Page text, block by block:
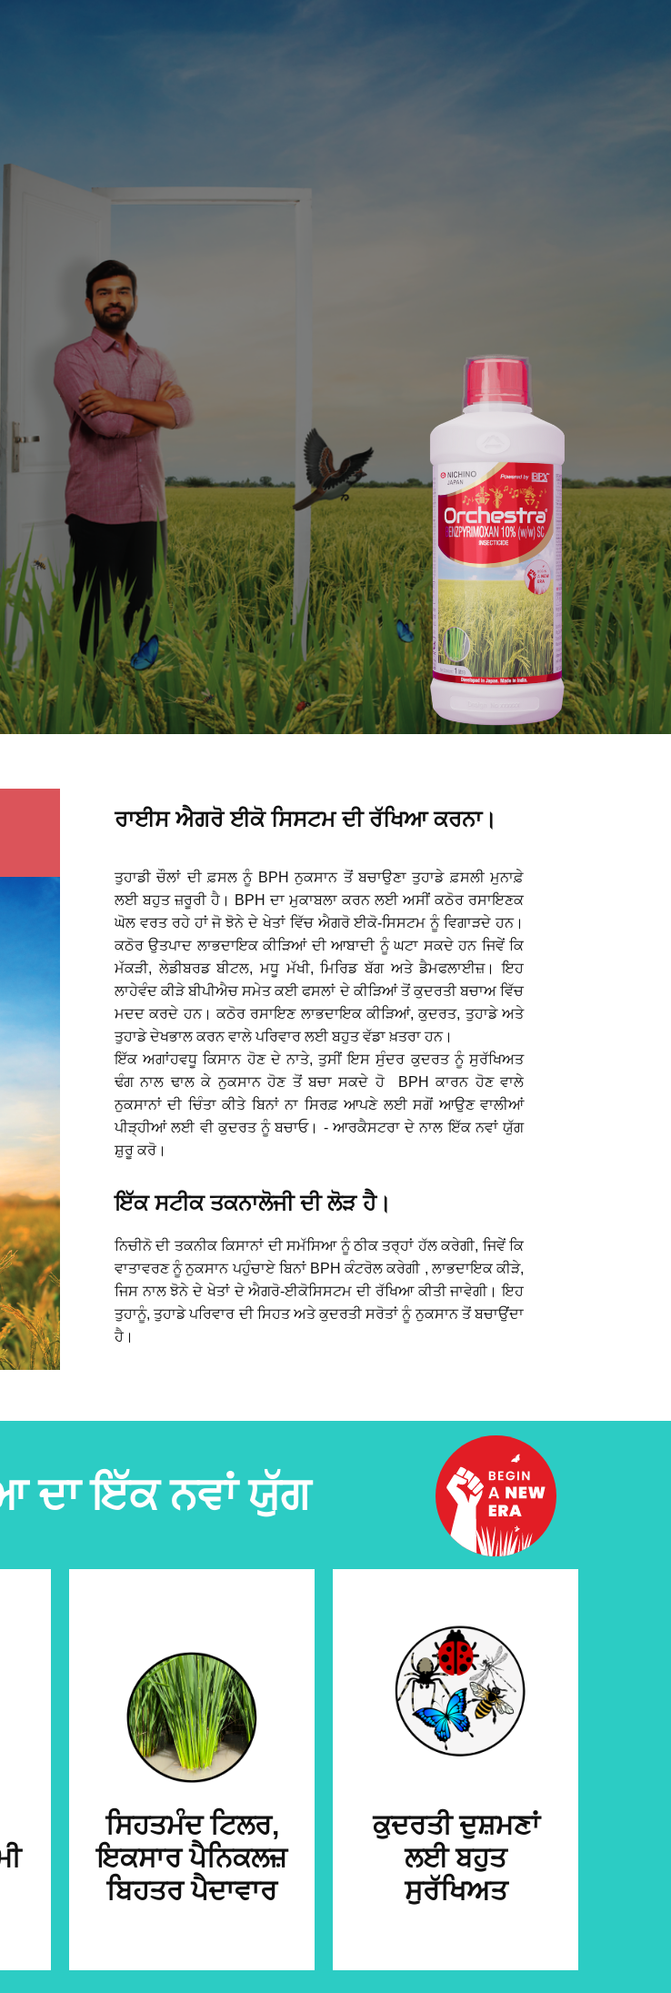
ਰਾਈਸ ਐਗਰੋ ਈਕੋ ਸਿਸਟਮ ਦੀ ਰੱਖਿਆ ਕਰਨਾ।
ਤੁਹਾਡੀ ਚੌਲਾਂ ਦੀ ਫ਼ਸਲ ਨੂੰ BPH ਨੁਕਸਾਨ ਤੋਂ ਬਚਾਉਣਾ ਤੁਹਾਡੇ ਫ਼ਸਲੀ ਮੁਨਾਫ਼ੇ
ਲਈ ਬਹੁਤ ਜ਼ਰੂਰੀ ਹੈ। BPH ਦਾ ਮੁਕਾਬਲਾ ਕਰਨ ਲਈ ਅਸੀਂ ਕਠੋਰ ​ਰਸਾਇਣਕ
ਘੋਲ ਵਰਤ ਰਹੇ ਹਾਂ ਜੋ ਝੋਨੇ ਦੇ ਖੇਤਾਂ ਵਿੱਚ ਐਗਰੋ ਈਕੋ-ਸਿਸਟਮ ਨੂੰ ਵਿਗਾੜਦੇ ਹਨ।
ਕਠੋਰ ਉਤਪਾਦ ਲਾਭਦਾਇਕ ਕੀੜਿਆਂ ਦੀ ਆਬਾਦੀ ਨੂੰ ਘਟਾ ਸਕਦੇ ਹਨ ਜਿਵੇਂ ਕਿ
ਮੱਕੜੀ, ਲੇਡੀਬਰਡ ਬੀਟਲ, ਮਧੂ ਮੱਖੀ, ਮਿਰਿਡ ਬੱਗ ਅਤੇ ਡੈਮਫਲਾਈਜ਼। ਇਹ
ਲਾਹੇਵੰਦ ਕੀੜੇ ਬੀਪੀਐਚ ਸਮੇਤ ਕਈ ਫਸਲਾਂ ਦੇ ਕੀੜਿਆਂ ਤੋਂ ਕੁਦਰਤੀ ਬਚਾਅ ਵਿੱਚ
ਮਦਦ ਕਰਦੇ ਹਨ। ਕਠੋਰ ਰਸਾਇਣ ਲਾਭਦਾਇਕ ਕੀੜਿਆਂ, ਕੁਦਰਤ, ਤੁਹਾਡੇ ਅਤੇ
ਤੁਹਾਡੇ ਦੇਖਭਾਲ ਕਰਨ ਵਾਲੇ ਪਰਿਵਾਰ ਲਈ ਬਹੁਤ ਵੱਡਾ ਖ਼ਤਰਾ ਹਨ।
ਇੱਕ ਅਗਾਂਹਵਧੂ ਕਿਸਾਨ ਹੋਣ ਦੇ ਨਾਤੇ, ਤੁਸੀਂ ਇਸ ਸੁੰਦਰ ਕੁਦਰਤ ਨੂੰ ਸੁਰੱਖਿਅਤ
ਢੰਗ ਨਾਲ ਢਾਲ ਕੇ ਨੁਕਸਾਨ ਹੋਣ ਤੋਂ ਬਚਾ ਸਕਦੇ ਹੋ BPH ਕਾਰਨ ਹੋਣ ਵਾਲੇ
ਨੁਕਸਾਨਾਂ ਦੀ ਚਿੰਤਾ ਕੀਤੇ ਬਿਨਾਂ ਨਾ ਸਿਰਫ਼ ਆਪਣੇ ਲਈ ਸਗੋਂ ਆਉਣ ਵਾਲੀਆਂ
ਪੀੜ੍ਹੀਆਂ ਲਈ ਵੀ ਕੁਦਰਤ ਨੂੰ ਬਚਾਓ। - ਆਰਕੈਸਟਰਾ ਦੇ ਨਾਲ ਇੱਕ ਨਵਾਂ ਯੁੱਗ
ਸ਼ੁਰੂ ਕਰੋ।
ਇੱਕ ਸਟੀਕ ਤਕਨਾਲੋਜੀ ਦੀ ਲੋੜ ਹੈ।
ਨਿਚੀਨੋ ਦੀ ਤਕਨੀਕ ਕਿਸਾਨਾਂ ਦੀ ਸਮੱਸਿਆ ਨੂੰ ਠੀਕ ਤਰ੍ਹਾਂ ਹੱਲ ਕਰੇਗੀ, ਜਿਵੇਂ ਕਿ
ਵਾਤਾਵਰਣ ਨੂੰ ਨੁਕਸਾਨ ਪਹੁੰਚਾਏ ਬਿਨਾਂ BPH ਕੰਟਰੋਲ ਕਰੇਗੀ , ਲਾਭਦਾਇਕ ਕੀੜੇ,
ਜਿਸ ਨਾਲ ਝੋਨੇ ਦੇ ਖੇਤਾਂ ਦੇ ਐਗਰੋ-ਈਕੋਸਿਸਟਮ ਦੀ ਰੱਖਿਆ ਕੀਤੀ ਜਾਵੇਗੀ। ਇਹ
ਤੁਹਾਨੂੰ, ਤੁਹਾਡੇ ਪਰਿਵਾਰ ਦੀ ਸਿਹਤ ਅਤੇ ਕੁਦਰਤੀ ਸਰੋਤਾਂ ਨੂੰ ਨੁਕਸਾਨ ਤੋਂ ਬਚਾਉਂਦਾ
ਹੈ।
ਦਾ ਇੱਕ ਨਵਾਂ ਯੁੱਗ
ਸਿਹਤਮੰਦ ਟਿਲਰ,
ਇਕਸਾਰ ਪੈਨਿਕਲਜ਼
ਬਿਹਤਰ ਪੈਦਾਵਾਰ
ਕੁਦਰਤੀ ਦੁਸ਼ਮਣਾਂ
ਲਈ ਬਹੁਤ
ਸੁਰੱਖਿਅਤ